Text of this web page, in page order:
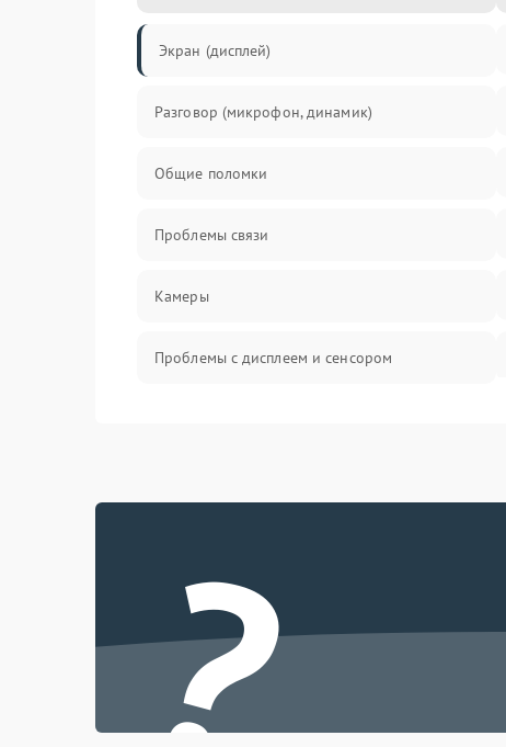
Экран (дисплей)
Разговор (микрофон, динамик)
Общие поломки
Проблемы связи
Камеры
Проблемы с дисплеем и сенсором
аккумулятором
?